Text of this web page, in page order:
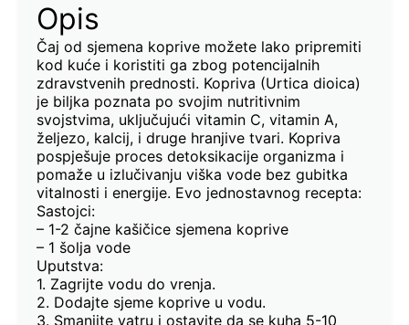
Opis
Čaj od sjemena koprive možete lako pripremiti
kod kuće i koristiti ga zbog potencijalnih
zdravstvenih prednosti. Kopriva (Urtica dioica)
je biljka poznata po svojim nutritivnim
svojstvima, uključujući vitamin C, vitamin A,
željezo, kalcij, i druge hranjive tvari. Kopriva
pospješuje proces detoksikacije organizma i
pomaže u izlučivanju viška vode bez gubitka
vitalnosti i energije. Evo jednostavnog recepta:
Sastojci:
– 1-2 čajne kašičice sjemena koprive
– 1 šolja vode
Uputstva:
1. Zagrijte vodu do vrenja.
2. Dodajte sjeme koprive u vodu.
3. Smanjite vatru i ostavite da se kuha 5-10